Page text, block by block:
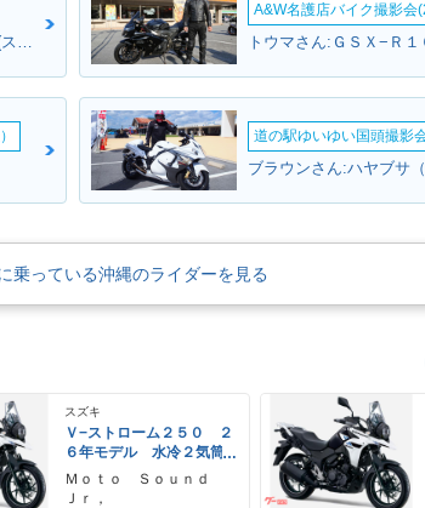
さとさんさん:スカイウェイブ２５０ タイプＳ(スズキ)
A&W名護店バイク撮影会
トウマさん:ＧＳＸ−Ｒ
道の駅ゆいゆい国頭撮影
乗っている沖縄のライダーを見る
スズキ
Ｖ−ストローム２５０ ２
６年モデル 水冷２気筒
エンジン ＬＥＤヘッド
ライト標準装備
Ｍｏｔｏ Ｓｏｕｎｄ
Ｊｒ，